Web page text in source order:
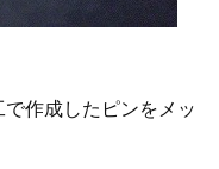
作成したピンをメッ